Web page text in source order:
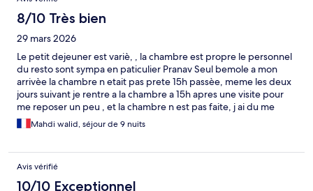
8/10 Très bien
29 mars 2026
Le petit dejeuner est variè, , la chambre est propre le personnel
du resto sont sympa en paticulier Pranav Seul bemole a mon
arrivèe la chambre n etait pas prete 15h passèe, meme les deux
jours suivant je rentre a la chambre a 15h apres une visite pour
me reposer un peu , et la chambre n est pas faite, j ai du me
pleindre aupres de la reception et c est rentré dans l ordre
Mahdi walid, séjour de 9 nuits
Avis vérifié
10/10 Exceptionnel